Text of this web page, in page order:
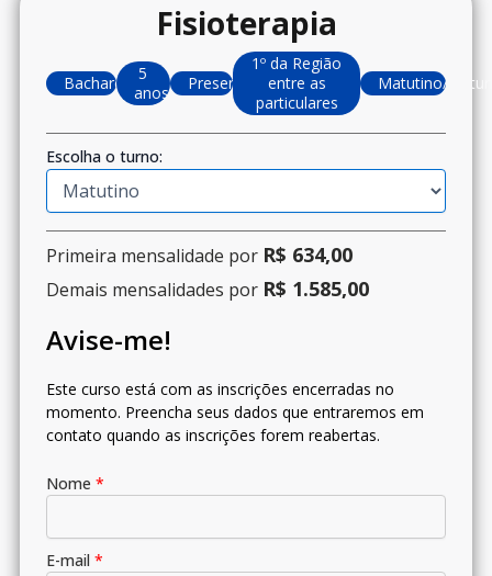
Fisioterapia
Bacharelado
5
anos
Presencial
1º da Região
entre as
particulares
Matutino/
Escolha o turno:
Primeira mensalidade por R$ 634,00
Demais mensalidades por R$ 1.585,00
Avise-me!
Este curso está com as inscrições encerradas no
momento. Preencha seus dados que entraremos em
contato quando as inscrições forem reabertas.
Nome*
E-mail*